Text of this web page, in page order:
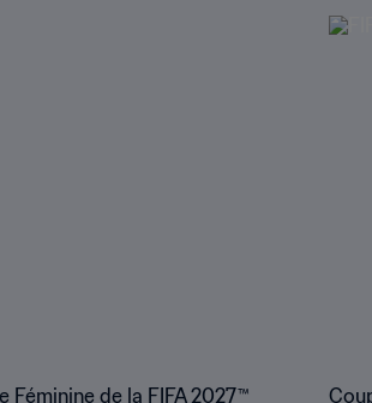
Féminine de la FIFA 2027™